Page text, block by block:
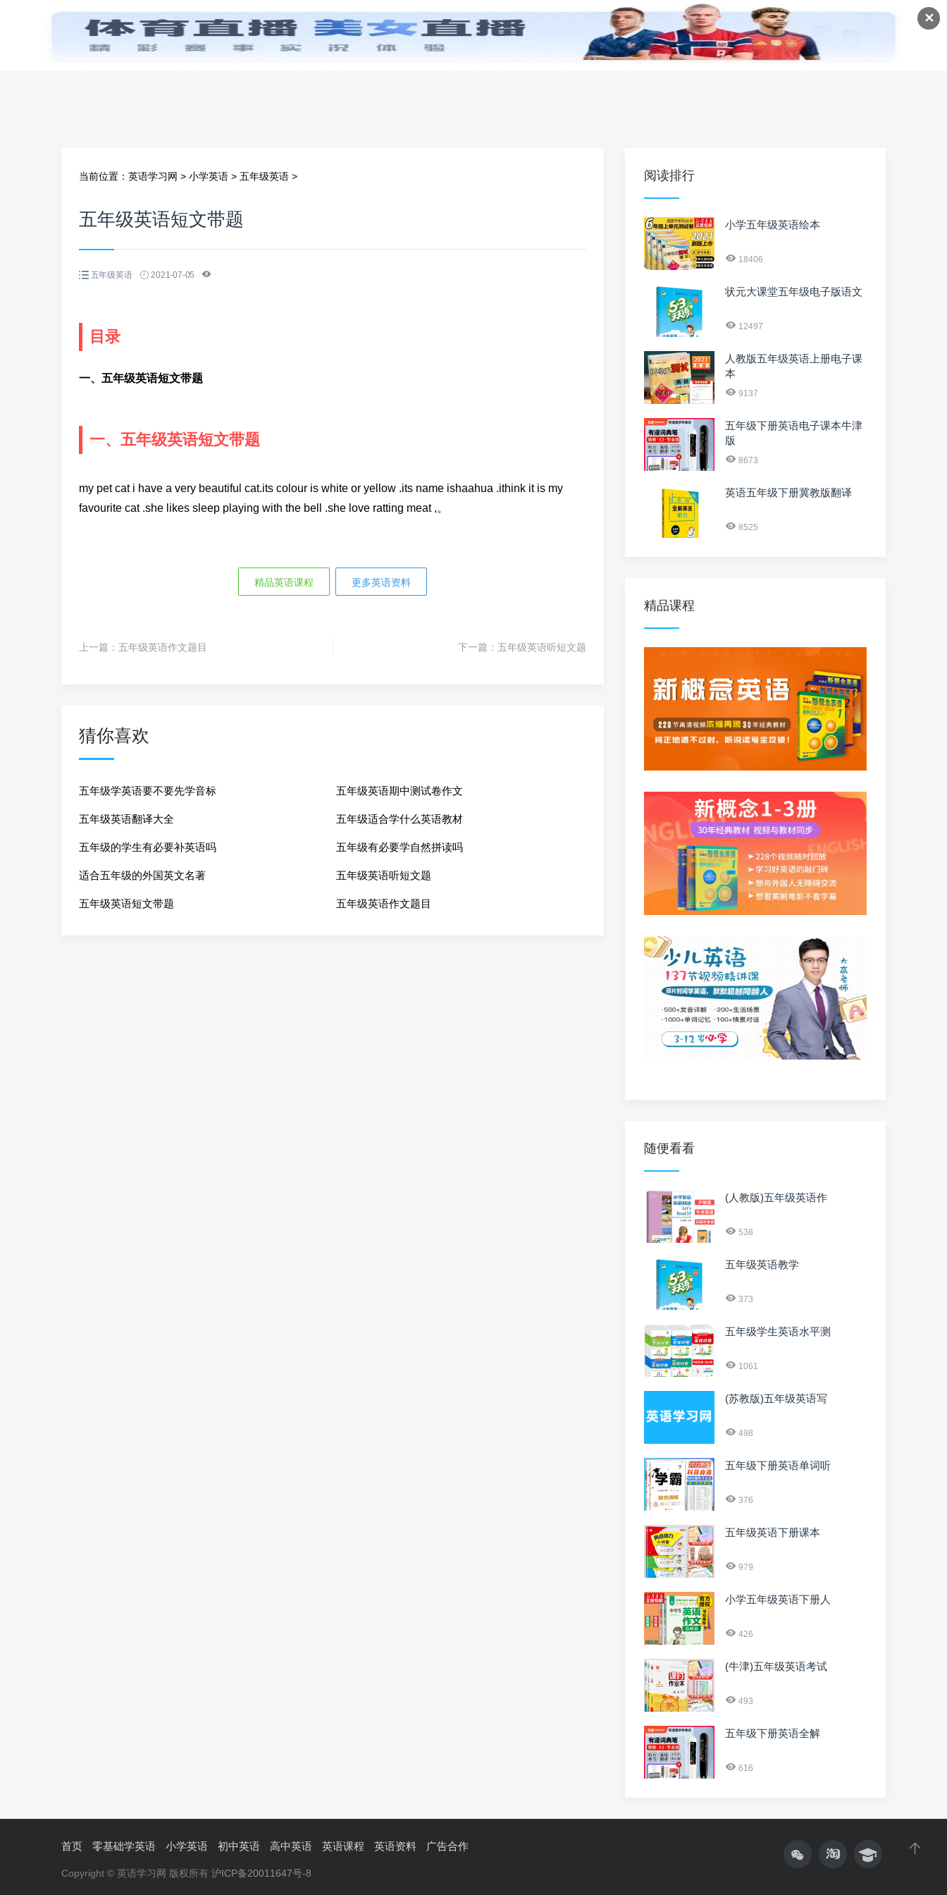
✕
首页 零基础学英语 小学英语 初中英语 高中英语 英语课程 英语资料
当前位置： 英语学习网 > 小学英语 > 五年级英语 >
五年级英语短文带题
五年级英语 2021-07-05
目录
一、五年级英语短文带题
一、五年级英语短文带题
my pet cat i have a very beautiful cat.its colour is white or yellow .its name ishaahua .ithink it is my
favourite cat .she likes sleep playing with the bell .she love ratting meat ,。
精品英语课程 更多英语资料
上一篇： 五年级英语作文题目 下一篇： 五年级英语听短文题
猜你喜欢
五年级学英语要不要先学音标 五年级英语期中测试卷作文
五年级英语翻译大全 五年级适合学什么英语教材
五年级的学生有必要补英语吗 五年级有必要学自然拼读吗
适合五年级的外国英文名著 五年级英语听短文题
五年级英语短文带题 五年级英语作文题目
阅读排行
小学五年级英语绘本
18406
状元大课堂五年级电子版语文
12497
人教版五年级英语上册电子课
本
9137
五年级下册英语电子课本牛津
版
8673
英语五年级下册冀教版翻译
8525
精品课程
随便看看
(人教版)五年级英语作
538
五年级英语教学
373
五年级学生英语水平测
1061
(苏教版)五年级英语写
498
五年级下册英语单词听
376
五年级英语下册课本
979
小学五年级英语下册人
426
(牛津)五年级英语考试
493
五年级下册英语全解
616
首页 零基础学英语 小学英语 初中英语 高中英语 英语课程 英语资料 广告合作
Copyright © 英语学习网 版权所有 沪ICP备20011647号-8